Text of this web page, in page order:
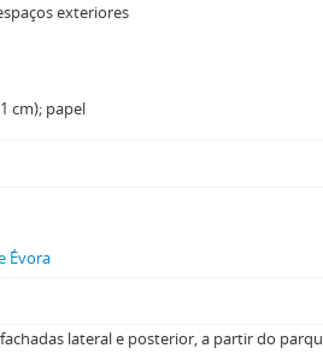
exteriores
cm); papel
Évora
lateral e posterior, a partir do